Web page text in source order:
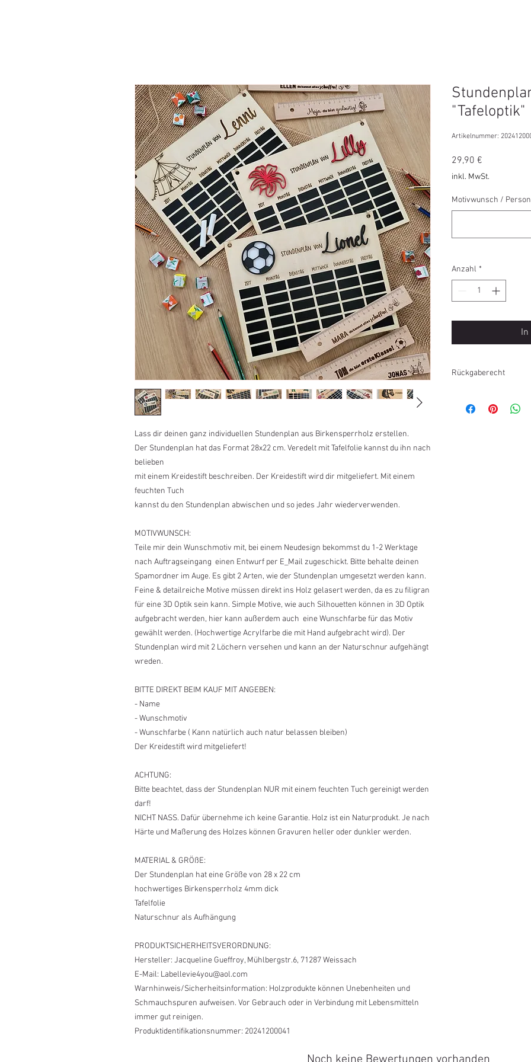
Lass dir deinen ganz individuellen Stundenplan aus Birkensperrholz erstellen.
Der Stundenplan hat das Format 28x22 cm. Veredelt mit Tafelfolie kannst du ihn nach
belieben
mit einem Kreidestift beschreiben. Der Kreidestift wird dir mitgeliefert. Mit einem
feuchten Tuch
kannst du den Stundenplan abwischen und so jedes Jahr wiederverwenden.
MOTIVWUNSCH:
Teile mir dein Wunschmotiv mit, bei einem Neudesign bekommst du 1-2 Werktage
nach Auftragseingang einen Entwurf per E_Mail zugeschickt. Bitte behalte deinen
Spamordner im Auge. Es gibt 2 Arten, wie der Stundenplan umgesetzt werden kann.
Feine & detailreiche Motive müssen direkt ins Holz gelasert werden, da es zu filigran
für eine 3D Optik sein kann. Simple Motive, wie auch Silhouetten können in 3D Optik
aufgebracht werden, hier kann außerdem auch eine Wunschfarbe für das Motiv
gewählt werden. (Hochwertige Acrylfarbe die mit Hand aufgebracht wird). Der
Stundenplan wird mit 2 Löchern versehen und kann an der Naturschnur aufgehängt
wreden.
BITTE DIREKT BEIM KAUF MIT ANGEBEN:
- Name
- Wunschmotiv
- Wunschfarbe ( Kann natürlich auch natur belassen bleiben)
Der Kreidestift wird mitgeliefert!
ACHTUNG:
Bitte beachtet, dass der Stundenplan NUR mit einem feuchten Tuch gereinigt werden
darf!
NICHT NASS. Dafür übernehme ich keine Garantie. Holz ist ein Naturprodukt. Je nach
Härte und Maßerung des Holzes können Gravuren heller oder dunkler werden.
MATERIAL & GRÖßE:
Der Stundenplan hat eine Größe von 28 x 22 cm
hochwertiges Birkensperrholz 4mm dick
Tafelfolie
Naturschnur als Aufhängung
PRODUKTSICHERHEITSVERORDNUNG:
Hersteller: Jacqueline Gueffroy, Mühlbergstr.6, 71287 Weissach
E-Mail: Labellevie4you@aol.com
Warnhinweis/Sicherheitsinformation: Holzprodukte können Unebenheiten und
Schmauchspuren aufweisen. Vor Gebrauch oder in Verbindung mit Lebensmitteln
immer gut reinigen.
Produktidentifikationsnummer: 20241200041
"Tafeloptik"
Artikelnummer:
29,90 €
inkl. MwSt.
Motivwunsch /
Anzahl *
In
Rückgaberecht
ausgeschlossen.